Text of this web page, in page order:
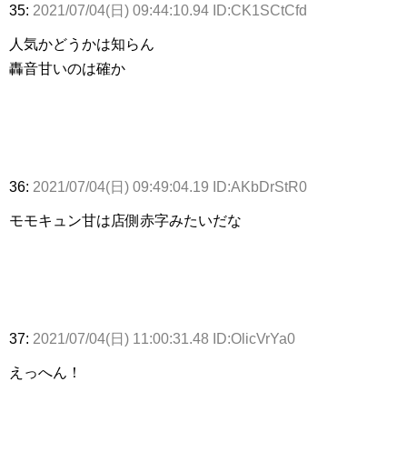
35: 2021/07/04(日) 09:44:10.94 ID:CK1SCtCfd
人気かどうかは知らん
轟音甘いのは確か
36: 2021/07/04(日) 09:49:04.19 ID:AKbDrStR0
モモキュン甘は店側赤字みたいだな
37: 2021/07/04(日) 11:00:31.48 ID:OlicVrYa0
えっへん！